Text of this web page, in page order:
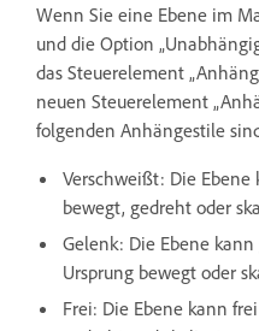
Wenn Sie eine Ebene im
und die Option
das Steuerelement
neuen Steuerelement
folgenden Anhängestile
Verschweißt: Die
bewegt, gedreht oder
Gelenk: Die Ebene
Ursprung bewegt oder
Frei: Die Ebene kann